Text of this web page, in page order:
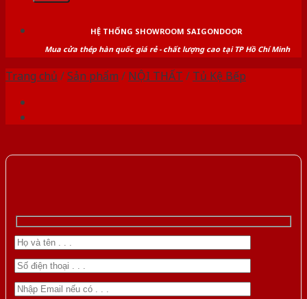
HỆ THỐNG SHOWROOM SAIGONDOOR
Mua cửa thép hàn quốc giá rẻ - chất lượng cao tại TP Hồ Chí Minh
Trang chủ /Sản phẩm / NỘI THẤT / Tủ Kệ Bếp